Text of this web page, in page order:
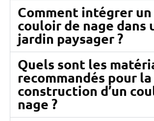
Comment intégrer un
couloir de nage dans
jardin paysager ?
Quels sont les
recommandés pour la
construction d’un
nage ?